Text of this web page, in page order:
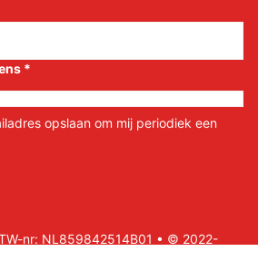
*
opslaan om mij periodiek een
nr: NL859842514B01 • © 2022-